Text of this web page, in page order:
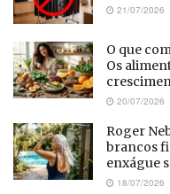
21/07/2026
O que
Os
20/07/2026
Roger
brancos
enxágue
18/07/2026